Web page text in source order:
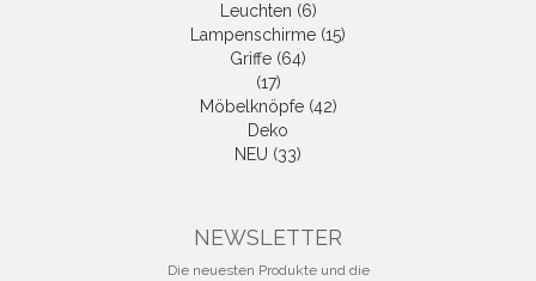
Leuchten (6)
Lampenschirme (15)
Griffe (64)
(17)
Möbelknöpfe (42)
Deko
NEU (33)
NEWSLETTER
Die neuesten Produkte und die